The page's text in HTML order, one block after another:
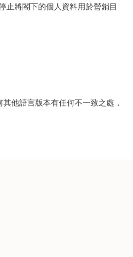
止將閣下的個人資料用於營銷目
他語言版本有任何不一致之處，